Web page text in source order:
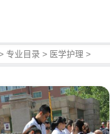
专业目录 > 医学护理 >